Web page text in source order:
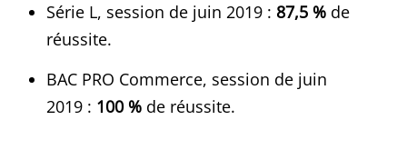
Série L, session de juin 2019 : 87,5 % de
réussite.
BAC PRO Commerce, session de juin
2019 : 100 % de réussite.